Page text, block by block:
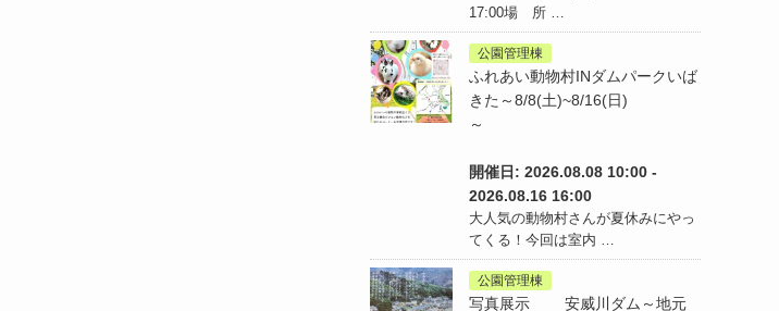
17:00場 所 …
公園管理棟
ふれあい動物村INダムパークいば
きた～8/8(土)~8/16(日)
～
開催日: 2026.08.08 10:00 -
2026.08.16 16:00
大人気の動物村さんが夏休みにやっ
てくる！今回は室内 …
公園管理棟
写真展示 安威川ダム～地元